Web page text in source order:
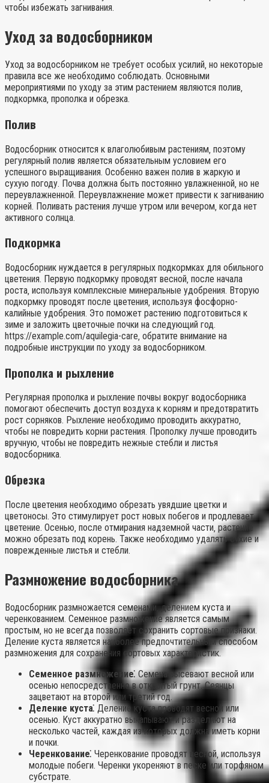
чтобы избежать загнивания.
Уход за водосборником
Уход за водосборником не требует особых усилий‚ но некоторые
правила все же необходимо соблюдать. Основными
мероприятиями по уходу за этим растением являются полив‚
подкормка‚ прополка и обрезка.
Полив
Водосборник относится к влаголюбивым растениям‚ поэтому
регулярный полив является обязательным условием его
успешного выращивания. Особенно важен полив в жаркую и
сухую погоду. Почва должна быть постоянно увлажненной‚ но не
переувлажненной. Переувлажнение может привести к загниванию
корней. Поливать растения лучше утром или вечером‚ когда нет
активного солнца.
Подкормка
Водосборник нуждается в регулярных подкормках для обильного
цветения. Первую подкормку проводят весной‚ после начала
роста‚ используя комплексные минеральные удобрения. Вторую
подкормку проводят после цветения‚ используя фосфорно-
калийные удобрения. Это поможет растению подготовиться к
зиме и заложить цветочные почки на следующий год.
https://example.com/aquilegia-care‚ обратите внимание на
подробные инструкции по уходу за водосборником.
Прополка и рыхление
Регулярная прополка и рыхление почвы вокруг водосборника
помогают обеспечить доступ воздуха к корням и предотвратить
рост сорняков. Рыхление необходимо проводить аккуратно‚
чтобы не повредить корни растения. Прополку лучше проводить
вручную‚ чтобы не повредить нежные стебли и листья
водосборника.
Обрезка
После цветения необходимо обрезать увядшие цветки и
цветоносы. Это стимулирует рост новых побегов и продлевает
цветение. Осенью‚ после отмирания надземной части‚ растение
можно обрезать под корень. Также необходимо удалять сухие и
поврежденные листья и стебли.
Размножение водосборника
Водосборник размножается семенами‚ делением куста и
черенкованием. Семенное размножение является самым
простым‚ но не всегда позволяет сохранить сортовые признаки.
Деление куста является наиболее предпочтительным способом
размножения для сохранения сортовых характеристик.
Семенное размножение⁚ Семена высевают весной или
осенью непосредственно в открытый грунт. Сеянцы
зацветают на второй или третий год.
Деление куста⁚ Деление куста проводят весной или
осенью. Куст аккуратно выкапывают и разделяют на
несколько частей‚ каждая из которых должна иметь корни
и почки.
Черенкование⁚ Черенкование проводят весной‚ используя
молодые побеги. Черенки укореняют в песке или торфяном
субстрате.